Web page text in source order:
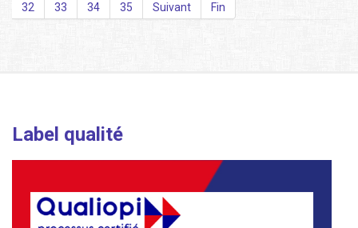
32
33 34 35 Suivant Fin
Label qualité